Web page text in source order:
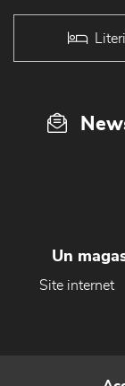
Un
Site internet